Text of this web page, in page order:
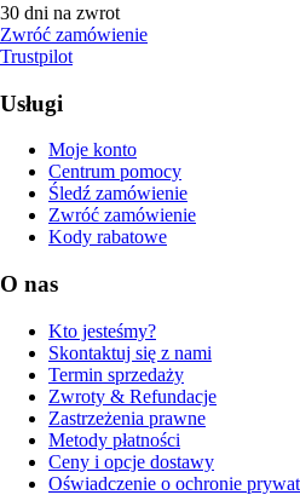
30 dni na zwrot
Zwróć zamówienie
Trustpilot
Usługi
Moje konto
Centrum pomocy
Śledź zamówienie
Zwróć zamówienie
Kody rabatowe
O nas
Kto jesteśmy?
Skontaktuj się z nami
Termin sprzedaży
Zwroty & Refundacje
Zastrzeżenia prawne
Metody płatności
Ceny i opcje dostawy
Oświadczenie o ochronie